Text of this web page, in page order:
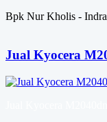
Bpk Nur Kholis -
Jual Kyocera